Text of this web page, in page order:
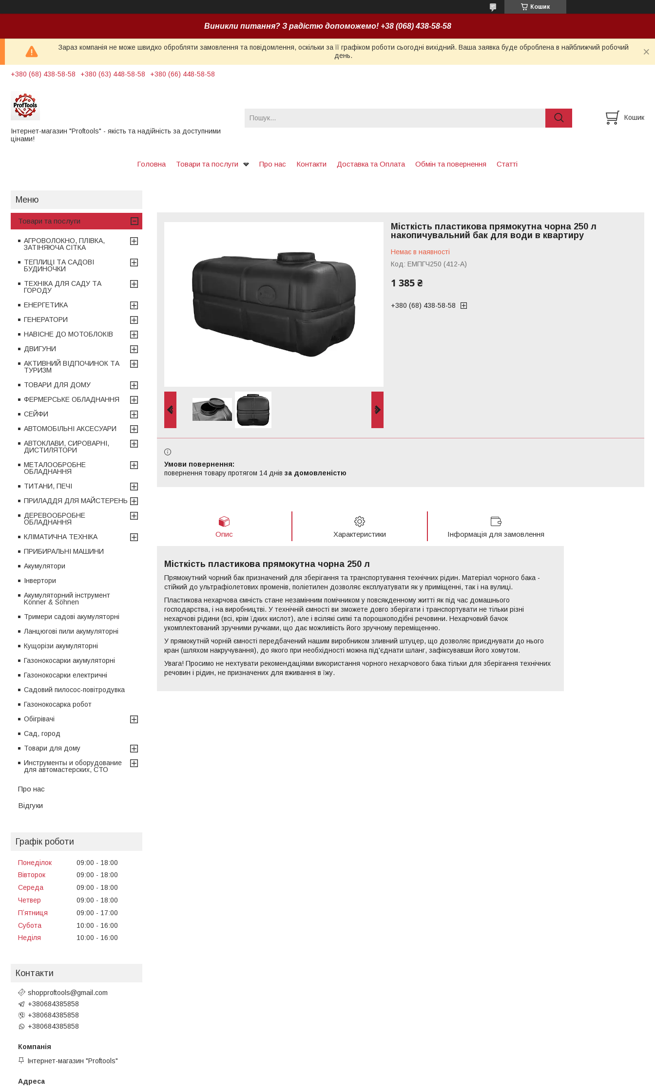
Кошик
Виникли питання? З радістю допоможемо! +38 (068) 438-58-58
Зараз компанія не може швидко обробляти замовлення та повідомлення, оскільки за її графіком роботи сьогодні вихідний. Ваша заявка буде оброблена в найближчий робочий
день.
+380 (68) 438-58-58 +380 (63) 448-58-58 +380 (66) 448-58-58
Інтернет-магазин "Proftools" - якість та надійність за доступними
цінами!
Кошик
Головна Товари та послуги Про нас Контакти Доставка та Оплата Обмін та повернення Статті
Місткість пластикова прямокутна чорна 250 л
накопичувальний бак для води в квартиру
Немає в наявності
Код: ЕМПГЧ250 (412-А)
1 385 ₴
+380 (68) 438-58-58
повернення товару протягом 14 днів за домовленістю
Опис Характеристики Інформація для замовлення
Місткість пластикова прямокутна чорна 250 л
Прямокутний чорний бак призначений для зберігання та транспортування технічних рідин. Матеріал чорного бака -
стійкий до ультрафіолетових променів, поліетилен дозволяє експлуатувати як у приміщенні, так і на вулиці.
Пластикова нехарчова ємність стане незамінним помічником у повсякденному житті як під час домашнього
господарства, і на виробництві. У технічній ємності ви зможете довго зберігати і транспортувати не тільки різні
нехарчові рідини (всі, крім їдких кислот), але і всілякі сипкі та порошкоподібні речовини. Нехарчовий бачок
укомплектований зручними ручками, що дає можливість його зручному переміщенню.
У прямокутній чорній ємності передбачений нашим виробником зливний штуцер, що дозволяє приєднувати до нього
кран (шляхом накручування), до якого при необхідності можна під'єднати шланг, зафіксувавши його хомутом.
Увага! Просимо не нехтувати рекомендаціями використання чорного нехарчового бака тільки для зберігання технічних
речовин і рідин, не призначених для вживання в їжу.
Товари та послуги
АГРОВОЛОКНО, ПЛІВКА,
ЗАТІНЯЮЧА СІТКА
ТЕПЛИЦІ ТА САДОВІ
БУДИНОЧКИ
ТЕХНІКА ДЛЯ САДУ ТА
ГОРОДУ
ЕНЕРГЕТИКА
ГЕНЕРАТОРИ
НАВІСНЕ ДО МОТОБЛОКІВ
ДВИГУНИ
АКТИВНИЙ ВІДПОЧИНОК ТА
ТУРИЗМ
ТОВАРИ ДЛЯ ДОМУ
ФЕРМЕРСЬКЕ ОБЛАДНАННЯ
СЕЙФИ
АВТОМОБІЛЬНІ АКСЕСУАРИ
АВТОКЛАВИ, СИРОВАРНІ,
ДИСТИЛЯТОРИ
МЕТАЛООБРОБНЕ
ОБЛАДНАННЯ
ТИТАНИ, ПЕЧІ
ПРИЛАДДЯ ДЛЯ МАЙСТЕРЕНЬ
ДЕРЕВООБРОБНЕ
ОБЛАДНАННЯ
КЛІМАТИЧНА ТЕХНІКА
ПРИБИРАЛЬНІ МАШИНИ
Акумулятори
Інвертори
Акумуляторний інструмент
Könner & Söhnen
Тримери садові акумуляторні
Ланцюгові пили акумуляторні
Кущорізи акумуляторні
Газонокосарки акумуляторні
Газонокосарки електричні
Садовий пилосос-повітродувка
Газонокосарка робот
Обігрівачі
Сад, город
Товари для дому
Инструменты и оборудование
для автомастерских, СТО
Про нас
Відгуки
Графік роботи
Понеділок 09:00
18:00
Вівторок
09:00
18:00
Середа
09:00
18:00
Четвер
09:00
18:00
Пʼятниця
09:00
17:00
Субота
10:00
16:00
Неділя
10:00 16:00
Контакти
shopproftools@gmail.com
+380684385858
+380684385858
+380684385858
Інтернет-магазин "Proftools"